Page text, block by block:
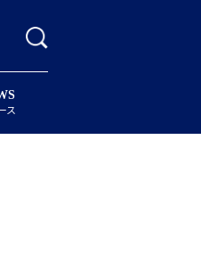
ス